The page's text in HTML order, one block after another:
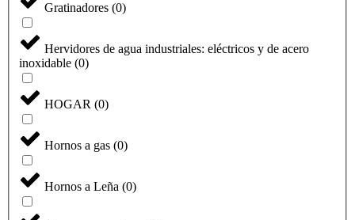
Gratinadores (0)
Hervidores de agua industriales: eléctricos y de acero
inoxidable (0)
HOGAR (0)
Hornos a gas (0)
Hornos a Leña (0)